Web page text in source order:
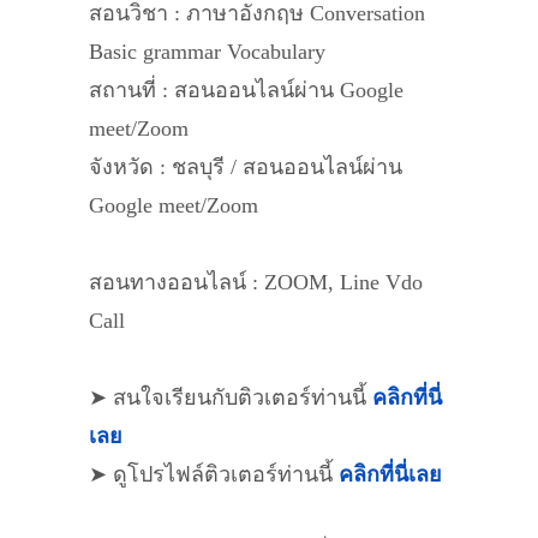
สอนวิชา : ภาษาอังกฤษ Conversation
Basic grammar Vocabulary
สถานที่ : สอนออนไลน์ผ่าน Google
meet/Zoom
จังหวัด : ชลบุรี / สอนออนไลน์ผ่าน
Google meet/Zoom
สอนทางออนไลน์ : ZOOM, Line Vdo
Call
➤ สนใจเรียนกับติวเตอร์ท่านนี้ คลิกที่นี่
เลย
➤ ดูโปรไฟล์ติวเตอร์ท่านนี้ คลิกที่นี่เลย